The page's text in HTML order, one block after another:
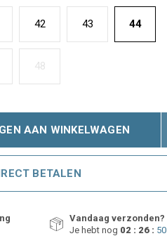
42 43 44
48
AAN WINKELWAGEN
BETALEN
Vandaag verzonden?
Je hebt nog 02 : 26 : 49